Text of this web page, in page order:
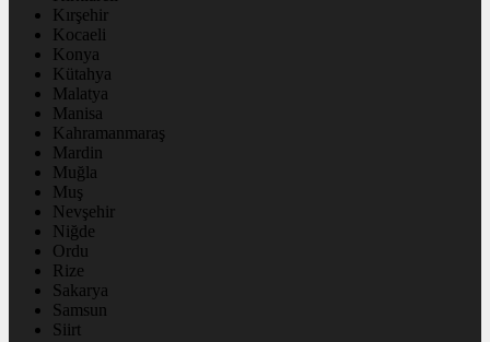
Kırşehir
Kocaeli
Konya
Kütahya
Malatya
Manisa
Kahramanmaraş
Mardin
Muğla
Muş
Nevşehir
Niğde
Ordu
Rize
Sakarya
Samsun
Siirt